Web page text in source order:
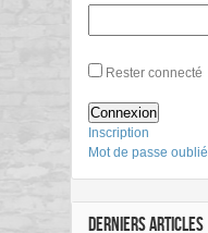
Rester connecté
Connexion
Inscription
Mot de passe oublié
DERNIERS ARTICLES